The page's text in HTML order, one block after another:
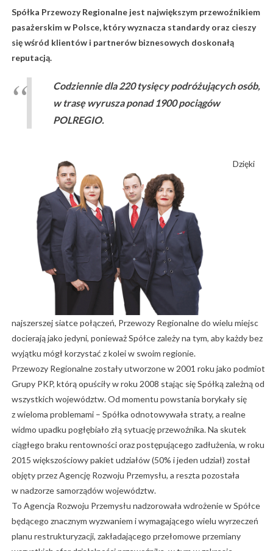
Spółka Przewozy Regionalne jest największym przewoźnikiem
pasażerskim w Polsce, który wyznacza standardy oraz cieszy
się wśród klientów i partnerów biznesowych doskonałą
reputacją.
Codziennie dla 220 tysięcy podróżujących osób,
w trasę wyrusza ponad 1900 pociągów
POLREGIO.
Dzięki
najszerszej siatce połączeń, Przewozy Regionalne do wielu miejsc
docierają jako jedyni, ponieważ Spółce zależy na tym, aby każdy bez
wyjątku mógł korzystać z kolei w swoim regionie.
Przewozy Regionalne zostały utworzone w 2001 roku jako podmiot
Grupy PKP, którą opuściły w roku 2008 stając się Spółką zależną od
wszystkich województw. Od momentu powstania borykały się
z wieloma problemami – Spółka odnotowywała straty, a realne
widmo upadku pogłębiało złą sytuację przewoźnika. Na skutek
ciągłego braku rentowności oraz postępującego zadłużenia, w roku
2015 większościowy pakiet udziałów (50% i jeden udział) został
objęty przez Agencję Rozwoju Przemysłu, a reszta pozostała
w nadzorze samorządów województw.
To Agencja Rozwoju Przemysłu nadzorowała wdrożenie w Spółce
będącego znacznym wyzwaniem i wymagającego wielu wyrzeczeń
planu restrukturyzacji, zakładającego przełomowe przemiany